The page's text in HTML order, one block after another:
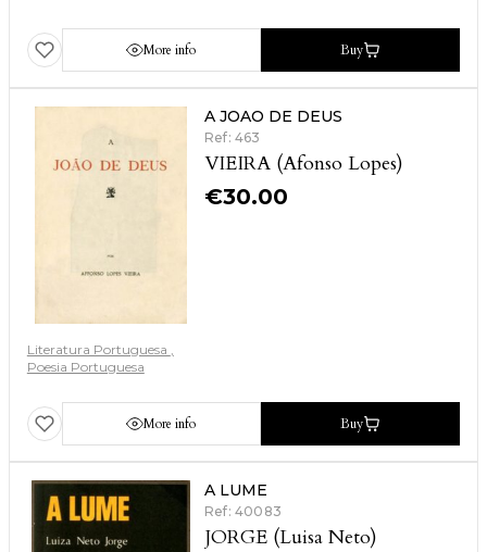
More info Buy
A JOAO DE DEUS
Ref: 463
VIEIRA (Afonso Lopes)
€30.00
Literatura Portuguesa
Poesia Portuguesa
More info Buy
A LUME
Ref: 40083
JORGE (Luisa Neto)